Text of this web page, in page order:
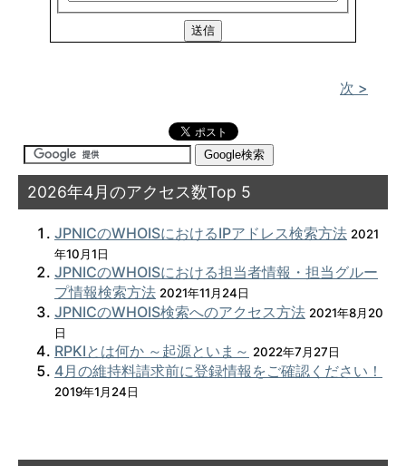
次 >
2026年4月のアクセス数Top 5
JPNICのWHOISにおけるIPアドレス検索方法 2021
年10月1日
JPNICのWHOISにおける担当者情報・担当グルー
プ情報検索方法 2021年11月24日
JPNICのWHOIS検索へのアクセス方法 2021年8月20
日
RPKIとは何か ～起源といま～ 2022年7月27日
4月の維持料請求前に登録情報をご確認ください！
2019年1月24日